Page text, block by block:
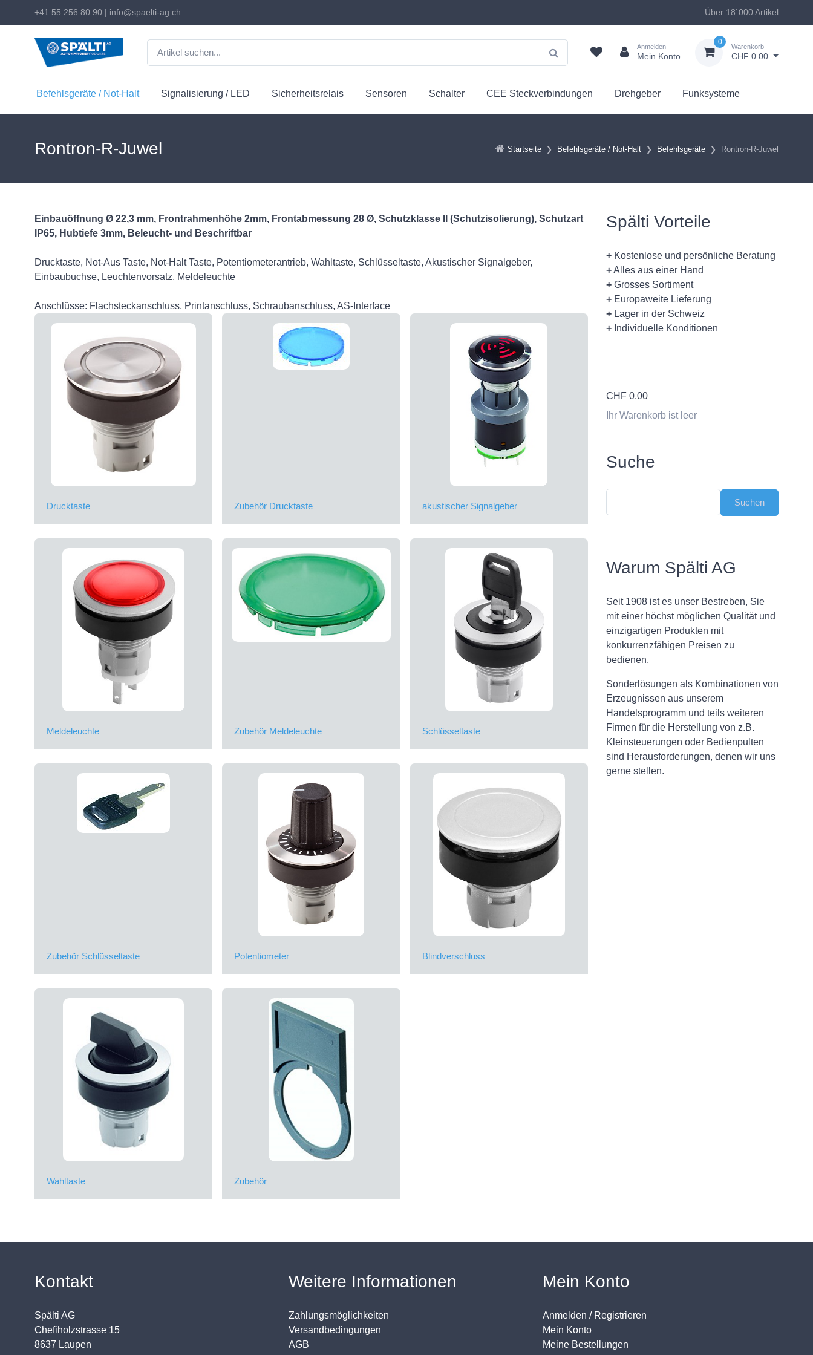
+41 55 256 80 90 | info@spaelti-ag.ch Über 18`000 Artikel
Anmelden
Mein Konto
0
Warenkorb
CHF 0.00
Befehlsgeräte / Not-Halt Signalisierung / LED Sicherheitsrelais Sensoren Schalter CEE Steckverbindungen Drehgeber Funksysteme
Startseite Befehlsgeräte / Not-Halt Befehlsgeräte Rontron-R-Juwel
Rontron-R-Juwel
Einbauöffnung Ø 22,3 mm, Frontrahmenhöhe 2mm, Frontabmessung 28 Ø, Schutzklasse II (Schutzisolierung), Schutzart
IP65, Hubtiefe 3mm, Beleucht- und Beschriftbar
Drucktaste, Not-Aus Taste, Not-Halt Taste, Potentiometerantrieb, Wahltaste, Schlüsseltaste, Akustischer Signalgeber,
Einbaubuchse, Leuchtenvorsatz, Meldeleuchte
Anschlüsse: Flachsteckanschluss, Printanschluss, Schraubanschluss, AS-Interface
Drucktaste Zubehör Drucktaste akustischer Signalgeber
Meldeleuchte Zubehör Meldeleuchte Schlüsseltaste
Zubehör Schlüsseltaste Potentiometer Blindverschluss
Wahltaste Zubehör
Spälti Vorteile
+ Kostenlose und persönliche Beratung
+Alles aus einer Hand
+ Grosses Sortiment
+ Europaweite Lieferung
+ Lager in der Schweiz
+ Individuelle Konditionen
CHF 0.00
Ihr Warenkorb ist leer
Suche
Warum Spälti AG
Seit 1908 ist es unser Bestreben, Sie
mit einer höchst möglichen Qualität und
einzigartigen Produkten mit
konkurrenzfähigen Preisen zu
bedienen.
Sonderlösungen als Kombinationen von
Erzeugnissen aus unserem
Handelsprogramm und teils weiteren
Firmen für die Herstellung von z.B.
Kleinsteuerungen oder Bedienpulten
sind Herausforderungen, denen wir uns
gerne stellen.
Kontakt
Spälti AG
Chefiholzstrasse 15
8637 Laupen
Weitere Informationen
Zahlungsmöglichkeiten
Versandbedingungen
AGB
Mein Konto
Anmelden / Registrieren
Mein Konto
Meine Bestellungen